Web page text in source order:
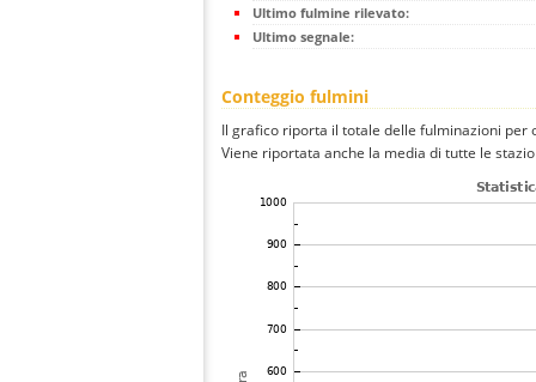
Ultimo fulmine rilevato:
Ultimo segnale:
Conteggio fulmini
Il grafico riporta il totale delle fulminazioni
Viene riportata anche la media di tutte le